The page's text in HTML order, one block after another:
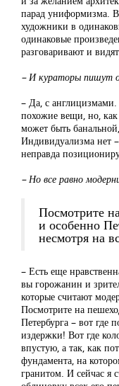
парад униформизма.
художники в
одинаковые
разговаривают и
– И кураторы пишут
– Да, с
похожие вещи, но, как
может быть
Индивидуализма нет
неправда
– Но все равно
Посмотрите
и особенно
несмотря на
– Есть еще
вы горожанин и
которые считают
Посмотрите на
Петербурга – вот где
издержки! Вот где
впустую, а так, как
фундамента, на
гранитом. И сейчас я